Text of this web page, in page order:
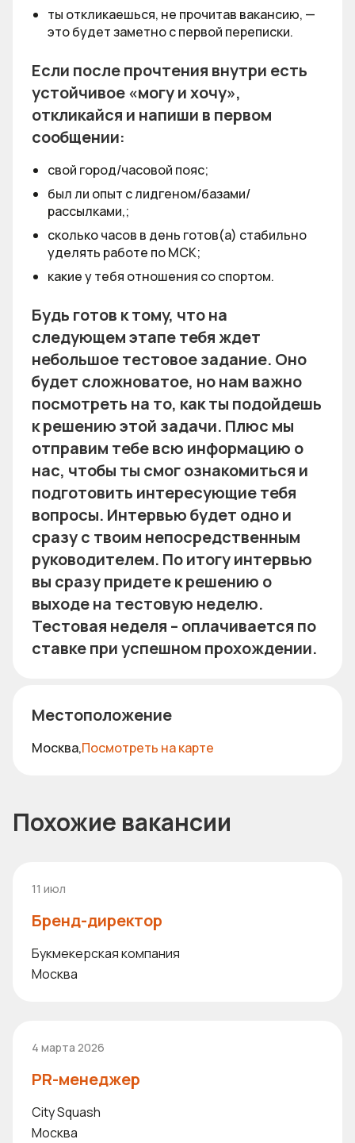
ты откликаешься, не прочитав вакансию, —
это будет заметно с первой переписки.
Если после прочтения внутри есть
устойчивое «могу и хочу»,
откликайся и напиши в первом
сообщении:
свой город/часовой пояс;
был ли опыт с лидгеном/базами/
рассылками,;
сколько часов в день готов(а) стабильно
уделять работе по МСК;
какие у тебя отношения со спортом.
Будь готов к тому, что на
следующем этапе тебя ждет
небольшое тестовое задание. Оно
будет сложноватое, но нам важно
посмотреть на то, как ты подойдешь
к решению этой задачи. Плюс мы
отправим тебе всю информацию о
нас, чтобы ты смог ознакомиться и
подготовить интересующие тебя
вопросы. Интервью будет одно и
сразу с твоим непосредственным
руководителем. По итогу интервью
вы сразу придете к решению о
выходе на тестовую неделю.
Тестовая неделя – оплачивается по
ставке при успешном прохождении.
Местоположение
Москва,Посмотреть на карте
Похожие вакансии
11 июл
Бренд-директор
Букмекерская компания
Москва
4 марта 2026
PR-менеджер
City Squash
Москва